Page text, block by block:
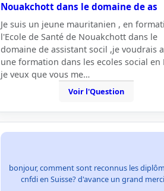
Nouakchott dans le domaine de as
Je suis un jeune mauritanien , en
l'Ecole de Santé de Nouakchott dans le
domaine de assistant socil ,je voudrais
une formation dans les ecoles social en
je veux que vous me…
Voir l'Question
bonjour, comment sont reconnus les
cnfdi en Suisse? d'avance un grand